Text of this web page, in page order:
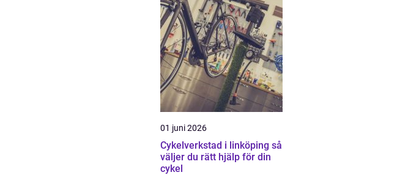
01 juni 2026
Cykelverkstad i linköping så
väljer du rätt hjälp för din
cykel